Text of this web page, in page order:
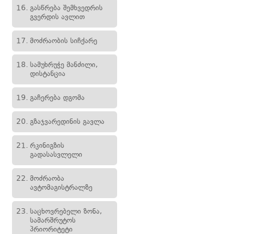
16. გასწრება შემხვედრის
გვერდის ავლით
17. მოძრაობის სიჩქარე
18. სამუხრუჭე მანძილი,
დისტანცია
19. გაჩერება დგომა
20. გზაჯვარედინის გავლა
21. რკინიგზის
გადასასვლელი
22. მოძრაობა
ავტომაგისტრალზე
23. საცხოვრებელი ზონა,
სამარშრუტოს
პრიორიტეტი